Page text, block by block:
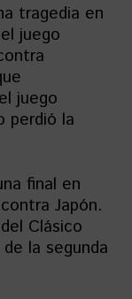
tragedia en
juego
juego
perdió la
final en
Japón.
Clásico
la segunda